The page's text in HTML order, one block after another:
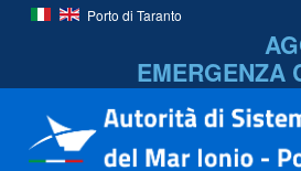
Porto di Taranto
EMERGENZA